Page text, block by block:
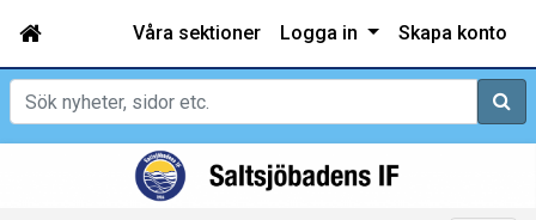
Våra sektioner Logga in Skapa konto
Sök